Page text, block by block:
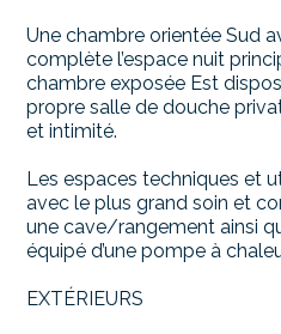
Une chambre orientée Sud
complète l’espace nuit
chambre exposée Est
propre salle de douche
et intimité.
Les espaces techniques et
avec le plus grand soin et
une cave/rangement ainsi
équipé d’une pompe à
EXTÉRIEURS